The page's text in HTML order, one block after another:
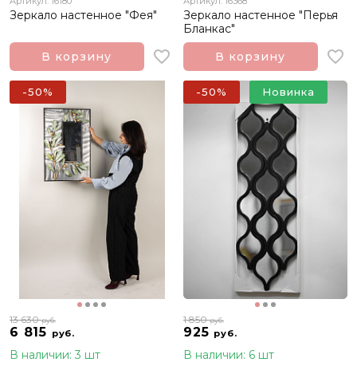
Зеркало настенное "Фея"
В корзину
Зеркало настенное "Перья
Бланкас"
В корзину
6 815 руб.
13 630руб.
В наличии: 3 шт
-50%
925 руб.
1 850руб.
В наличии: 6 шт
-50% Новинка